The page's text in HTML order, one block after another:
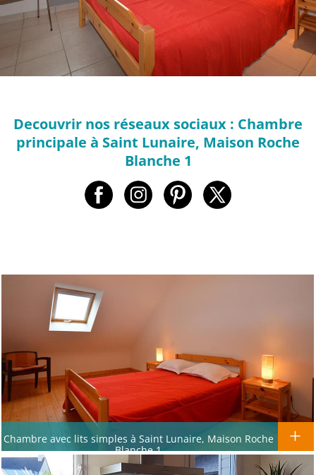
Decouvrir nos réseaux sociaux : Chambre
principale à Saint Lunaire, Maison Roche
Blanche 1
Chambre avec lits simples à Saint Lunaire, Maison Roche
Blanche 1